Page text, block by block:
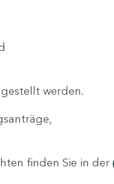
werden.
finden Sie in der